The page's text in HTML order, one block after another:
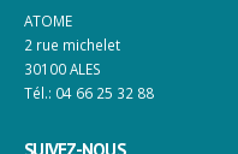
ATOME
2 rue michelet
30100 ALES
Tél.: 04 66 25 32 88
SUIVEZ-NOUS